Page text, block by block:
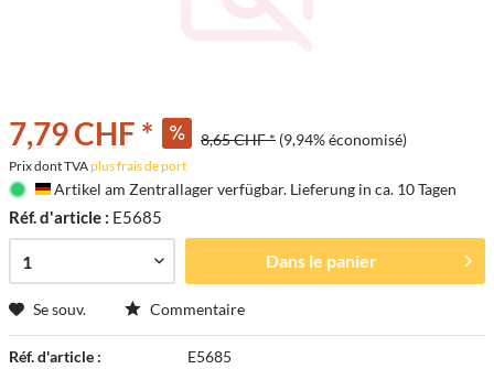
7,79 CHF * 8,65 CHF * (9,94% économisé)
Prix dont TVAplus frais de port
Deutschland
Artikel am Zentrallager verfügbar. Lieferung in ca. 10 Tagen
Réf. d'article : E5685
Dans le panier
Se souv. Commentaire
Réf. d'article : E5685